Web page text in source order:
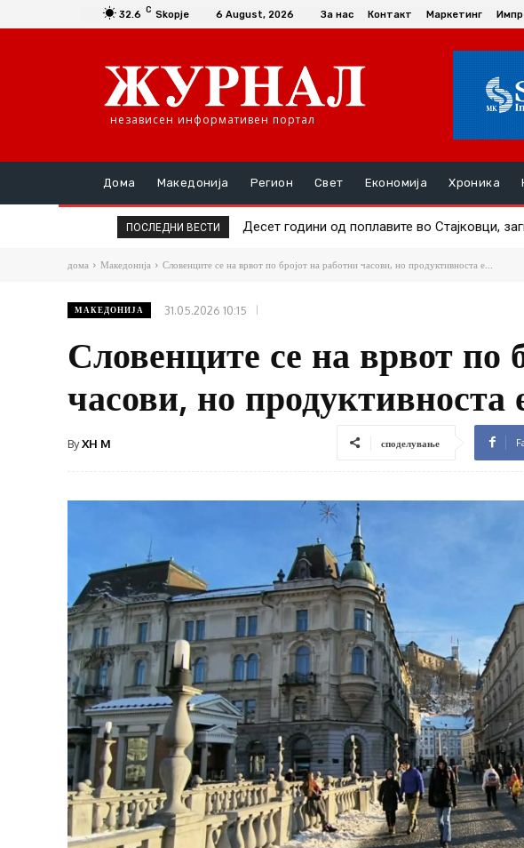
32.6 C Skopje 6 August, 2026 За нас Контакт Маркетинг
независен информативен портал
Дома Македонија Регион Свет Економија Хроника
ПОСЛЕДНИ ВЕСТИ Македонија доби 149 милиони евра грант за
дома Македонија Словенците се на врвот по бројот на работни часови, но продуктивноста е...
МАКЕДОНИЈА 31.05.2026 10:15
Словенците се на врвот по
часови, но продуктивноста
ByXH M споделување